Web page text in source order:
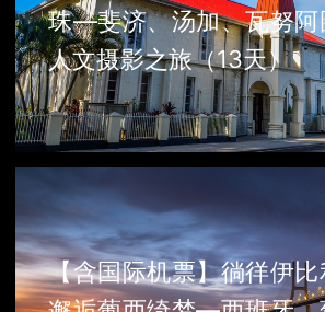
珠—斐济、汤加、瓦努阿
人文摄影之旅（13天）
【含国际机票】徜徉伊